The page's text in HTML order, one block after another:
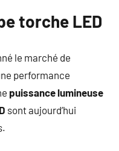
torche LED
le marché de
performance
puissance lumineuse
sont aujourd’hui